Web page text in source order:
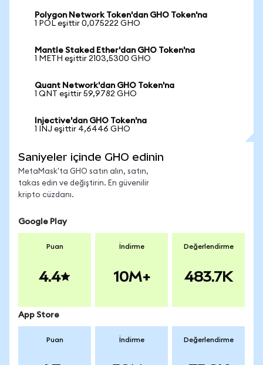
Polygon Network Token'dan GHO Token'na
1 POL eşittir 0,075222 GHO
Mantle Staked Ether'dan GHO Token'na
1 METH eşittir 2103,5300 GHO
Quant Network'dan GHO Token'na
1 QNT eşittir 59,9782 GHO
Injective'dan GHO Token'na
1 INJ eşittir 4,6446 GHO
Saniyeler içinde GHO edinin
MetaMask'ta GHO satın alın, satın,
takas edin ve değiştirin. En güvenilir
kripto cüzdanı.
Google Play
Puan
4.4
İndirme
10M+
Değerlendirme
483.7K
App Store
Puan İndirme Değerlendirme